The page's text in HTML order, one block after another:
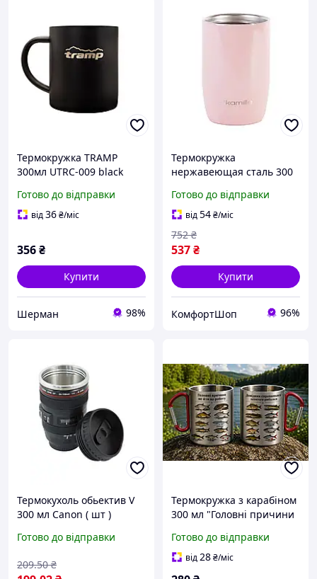
Термокружка TRAMP
300мл UTRC-009 black
Готово до відправки
від36₴/міс
356₴
Купити
Шерман 98%
Термокружка
нержавеющая сталь 300
розовая Kamille PS-8509
Готово до відправки
від54₴/міс
537₴
752 ₴
Купити
КомфортШоп 96%
Термокухоль обьектив V
300 мл Саnon ( шт )
Готово до відправки
209.50 ₴
Термокружка з карабіном
300 мл "Головні причини
"Довідник справжнього
затятого рибалки" |
Готово до відправки
від28₴/міс